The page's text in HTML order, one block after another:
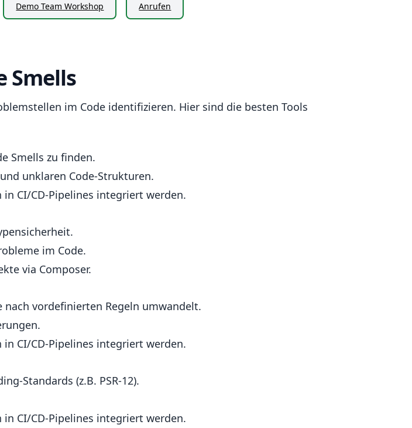
Demo Team Workshop Anrufen
Smells
im Code identifizieren. Hier sind die besten Tools
Smells zu finden.
unklaren Code-Strukturen.
CI/CD-Pipelines integriert werden.
im Code.
via Composer.
vordefinierten Regeln umwandelt.
CI/CD-Pipelines integriert werden.
Standards (z.B. PSR-12).
CI/CD-Pipelines integriert werden.